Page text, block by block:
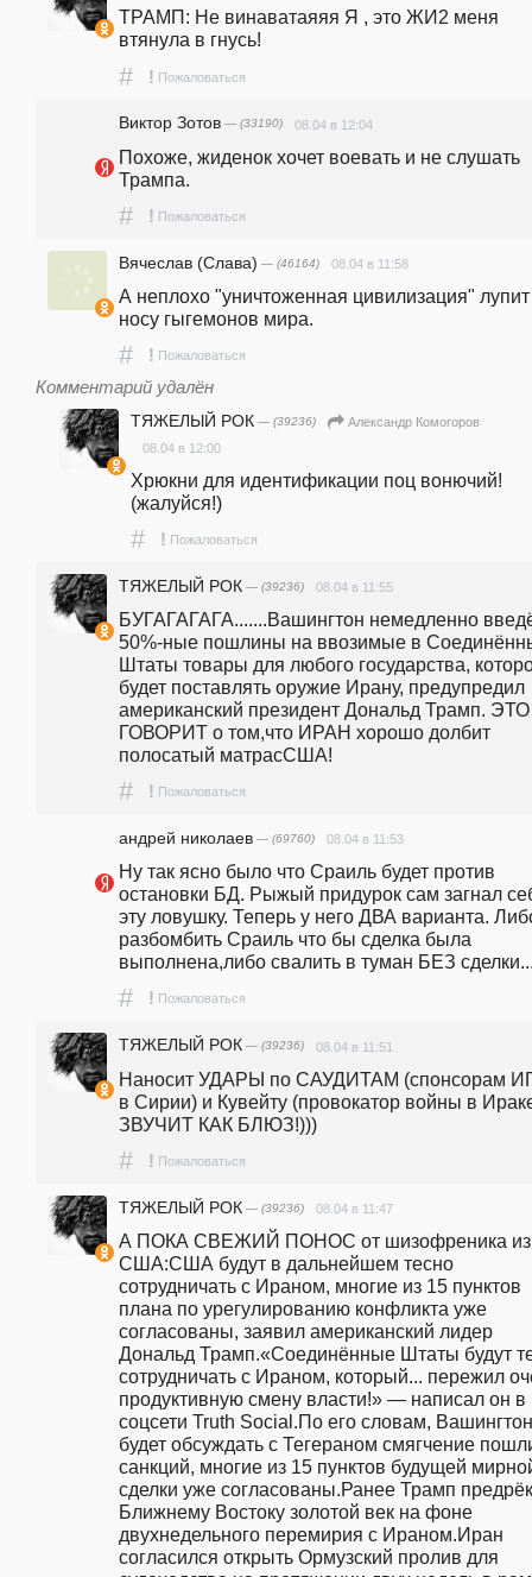
ТРАМП: Не винаватаяяя Я , это ЖИ2 меня
втянула в гнусь!
# ! Пожаловаться
Виктор Зотов — (33190) 08.04 в 12:04
Похоже, жиденок хочет воевать и не слушать
Трампа.
# ! Пожаловаться
Вячеслав (Слава) — (46164) 08.04 в 11:58
А неплохо "уничтоженная цивилизация"
носу гыгемонов мира.
# ! Пожаловаться
Комментарий удалён
ТЯЖЕЛЫЙ РОК — (39236)
Александр Комогоров
08.04 в 12:00
Хрюкни для идентификации поц вонючий!
(жалуйся!)
# ! Пожаловаться
ТЯЖЕЛЫЙ РОК — (39236) 08.04 в 11:55
БУГАГАГАГА.......Вашингтон немедленно
50%-ные пошлины на ввозимые в
Штаты товары для любого государства,
будет поставлять оружие Ирану, предупредил
американский президент Дональд Трамп. ЭТО
ГОВОРИТ о том,что ИРАН хорошо долбит
полосатый матрасСША!
# ! Пожаловаться
андpeй николаев — (69760) 08.04 в 11:53
Ну так ясно было что Сраиль будет против
остановки БД. Рыжый придурок сам загнал
эту ловушку. Теперь у него ДВА варианта.
разбомбить Сраиль что бы сделка была
выполнена,либо свалить в туман БЕЗ
# ! Пожаловаться
ТЯЖЕЛЫЙ РОК — (39236) 08.04 в 11:51
Наносит УДАРЫ по САУДИТАМ (спонсорам
в Сирии) и Кувейту (провокатор войны в
ЗВУЧИТ КАК БЛЮЗ!)))
# ! Пожаловаться
ТЯЖЕЛЫЙ РОК — (39236) 08.04 в 11:47
А ПОКА СВЕЖИЙ ПОНОС от шизофреника из
США:США будут в дальнейшем тесно
сотрудничать с Ираном, многие из 15 пунктов
плана по урегулированию конфликта уже
согласованы, заявил американский лидер
Дональд Трамп.«Соединённые Штаты будут
сотрудничать с Ираном, который... пережил
продуктивную смену власти!» — написал он в
соцсети Truth Social.По его словам, Вашингтон
будет обсуждать с Тегераном смягчение
санкций, многие из 15 пунктов будущей
сделки уже согласованы.Ранее Трамп предрёк
Ближнему Востоку золотой век на фоне
двухнедельного перемирия с Ираном.Иран
согласился открыть Ормузский пролив для